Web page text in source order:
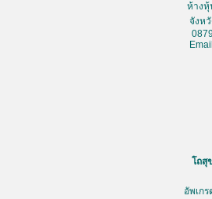
ห้างหุ้
จังห
โถสุ
อัพเก